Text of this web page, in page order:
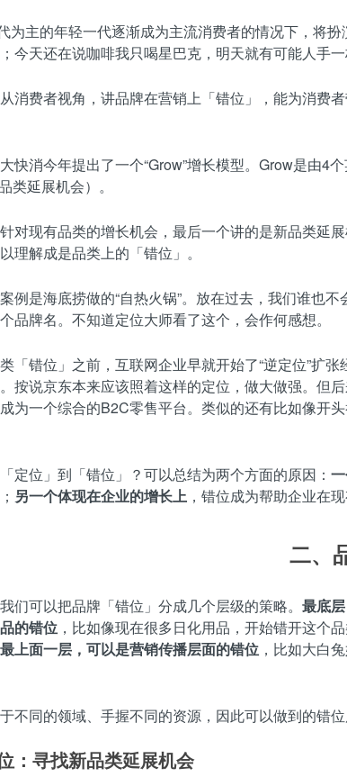
为主的年轻一代逐渐成为主流消费者的情况下，将扮
今天还在说咖啡我只喝星巴克，明天就有可能人手
消费者视角，讲品牌在营销上「错位」，能为消费
快消今年提出了一个“Grow”增长模型。Grow是由
类延展机会）。
对现有品类的增长机会，最后一个讲的是新品类延
理解成是品类上的「错位」。
例是海底捞做的“自热火锅”。放在过去，我们谁也
品牌名。不知道定位大师看了这个，会作何感想。
「错位」之前，互联网企业早就开始了“逆定位”扩
按说京东本来应该照着这样的定位，做大做强。但
为一个综合的B2C零售平台。类似的还有比如像开
定位」到「错位」？可以总结为两个方面的原因：
另一个体现在企业的增长上 ，错位成为帮助企业在
二、
们可以把品牌「错位」分成几个层级的策略。 最底
的错位 ，比如像现在很多日化用品，开始错开这个
最上面一层，可以是营销传播层面的错位 ，比如大白
不同的领域、手握不同的资源，因此可以做到的错
： 寻找新品类延展机会